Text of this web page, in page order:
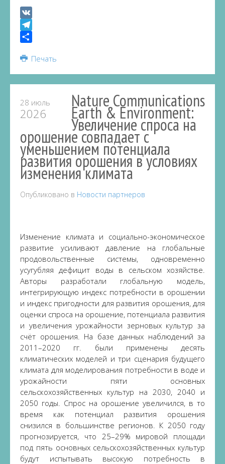
VK
Telegram
Печать
28 июль
2026
Nature Communications
Earth & Environment:
Увеличение спроса на
орошение совпадает с
уменьшением потенциала
развития орошения в условиях
изменения климата
Опубликовано в Новости партнеров
Изменение климата и социально-экономическое
развитие усиливают давление на глобальные
продовольственные системы, одновременно
усугубляя дефицит воды в сельском хозяйстве.
Авторы разработали глобальную модель,
интегрирующую индекс потребности в орошении
и индекс пригодности для развития орошения, для
оценки спроса на орошение, потенциала развития
и увеличения урожайности зерновых культур за
счёт орошения. На базе данных наблюдений за
2011–2020 гг. были применены десять
климатических моделей и три сценария будущего
климата для моделирования потребности в воде и
урожайности пяти основных
сельскохозяйственных культур на 2030, 2040 и
2050 годы. Спрос на орошение увеличился, в то
время как потенциал развития орошения
снизился в большинстве регионов. К 2050 году
прогнозируется, что 25–29% мировой площади
под пять основных сельскохозяйственных культур
будут испытывать высокую потребность в